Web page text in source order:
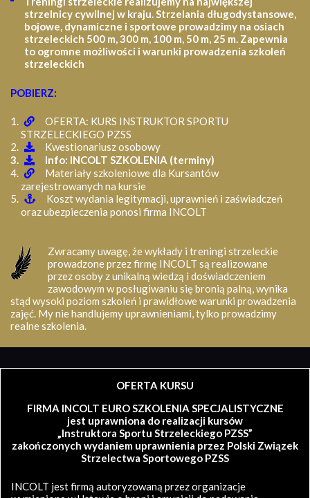
strzelnicy cywilnej w kraju. Strzelania długodystansowe,
bojowe, dynamiczne i sportowe prowadzimy na osiach
strzeleckich 500 m, 300 m, 100 m, 50 m, 25 m. Zapewnia
to ogromne możliwości i warunki prowadzenia szkoleń
strzeleckich
POBIERZ:
OFERTA: KURS INSTRUKTOR SPORTU
STRZELECKIEGO PZSS
Kwestionariusz osobowy
Info: INCOLT SZKOLENIA (terminy)
Materiały szkoleniowe dla Kursantów
zarejestrowanych na kursie
Koszt wydania legitymacji, uprawnień i zaświadczeń
oraz ubezpieczenia ponosi firma INCOLT
Zwracamy uwagę, że wykłady i treningi strzeleckie
prowadzone przez firmę INCOLT są realizowane
przez osoby z unikalną wiedzą i doświadczeniem
zawodowym w posługiwaniu się bronią palną, wynika
stąd wysoki poziom szkoleń i prawidłowe warunki prowadzenia
zajęć. My nie handlujemy uprawnieniami, tylko prowadzimy
realne szkolenia.
OFERTA KURSU
FIRMA INCOLT EURO SZKOLENIA SPECJALISTYCZNE
jest uprawniona do realizacji kursów
„Instruktora Sportu Strzeleckiego PZSS”
zakończonych wydaniem uprawnienia przez Polski Związek
Strzelectwa Sportowego PZSS
INCOLT jest firmą autoryzowaną przez organizacje